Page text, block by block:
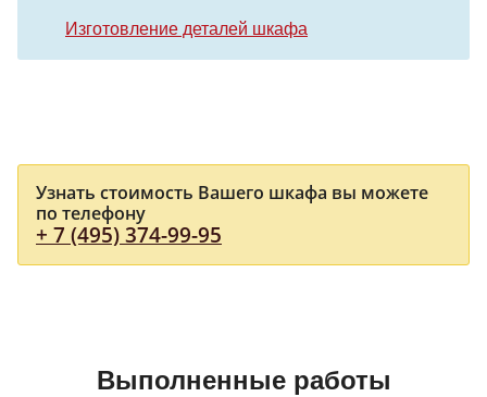
Изготовление деталей шкафа
Узнать стоимость Вашего шкафа вы можете
по телефону
+ 7 (495) 374-99-95
Выполненные работы